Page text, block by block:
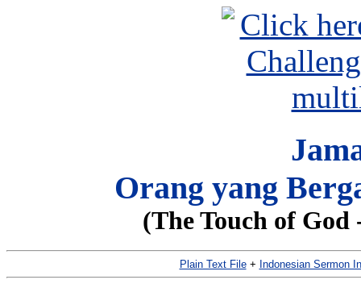
Orang yang
(The Touch of God
Plain Text File+ Indonesian Sermon